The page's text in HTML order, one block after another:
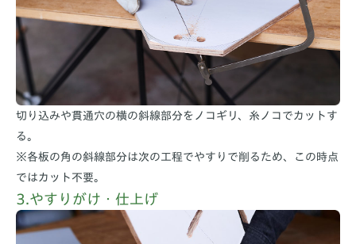
切り込みや貫通穴の横の斜線部分をノコギリ、糸ノコでカットす
る。
※各板の角の斜線部分は次の工程でやすりで削るため、この時点
ではカット不要。
3.やすりがけ・仕上げ